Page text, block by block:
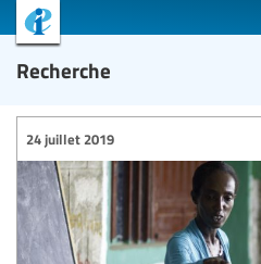
Recherche
24 juillet 2019